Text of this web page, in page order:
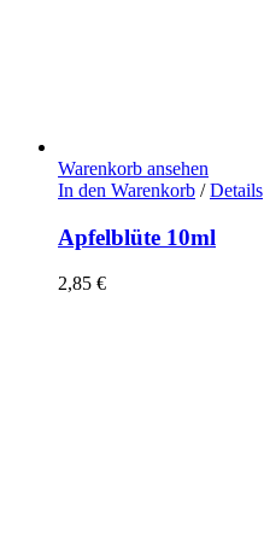
Warenkorb ansehen
In den Warenkorb / Details
Apfelblüte 10ml
2,85 €